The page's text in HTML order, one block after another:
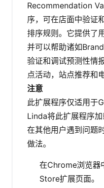
Recommendation
序，可在店面中验证
排序规则。它提供了
并可以帮助诸如
验证和调试预测性情
点活动，站点推荐和
注意
此扩展程序仅适用于
Linda将此扩展程序
在其他用户遇到问题
做法。
在Chrome浏览器
Store扩展页面。